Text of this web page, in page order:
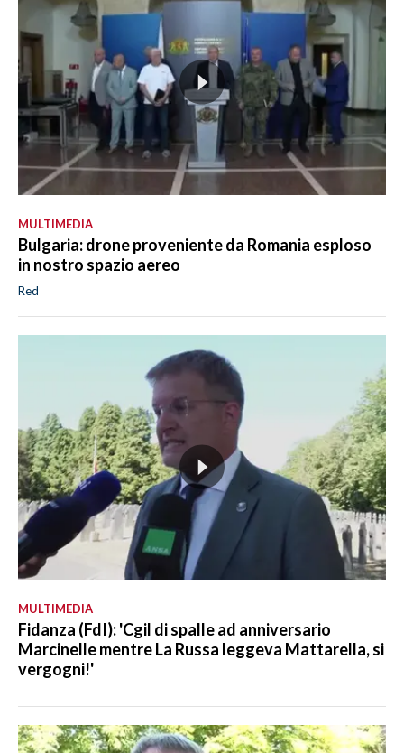
MULTIMEDIA
Bulgaria: drone proveniente da Romania esploso
in nostro spazio aereo
Red
MULTIMEDIA
Fidanza (FdI): 'Cgil di spalle ad anniversario
Marcinelle mentre La Russa leggeva Mattarella, si
vergogni!'